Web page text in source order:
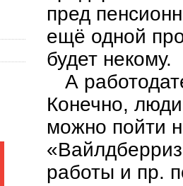
пред
ещё одной
будет некому.
А
Конечно,
можно пойти
работы и пр.